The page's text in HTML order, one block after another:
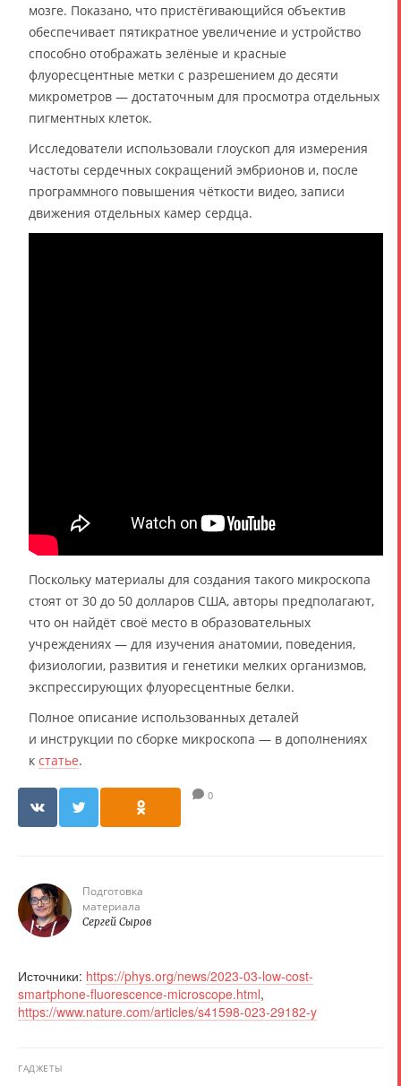
мозге. Показано, что пристёгивающийся объектив
обеспечивает пятикратное увеличение и устройство
способно отображать зелёные и красные
флуоресцентные метки с разрешением до десяти
микрометров — достаточным для просмотра отдельных
пигментных клеток.
Исследователи использовали глоускоп для измерения
частоты сердечных сокращений эмбрионов и, после
программного повышения чёткости видео, записи
движения отдельных камер сердца.
Поскольку материалы для создания такого микроскопа
стоят от 30 до 50 долларов США, авторы предполагают,
что он найдёт своё место в образовательных
учреждениях — для изучения анатомии, поведения,
физиологии, развития и генетики мелких организмов,
экспрессирующих флуоресцентные белки.
Полное описание использованных деталей
и инструкции по сборке микроскопа — в дополнениях
к статье.
0
Подготовка
материала
Сергей Сыров
Источники: https://phys.org/news/2023-03-low-cost-
smartphone-fluorescence-microscope.html,
https://www.nature.com/articles/s41598-023-29182-y
ГАДЖЕТЫ